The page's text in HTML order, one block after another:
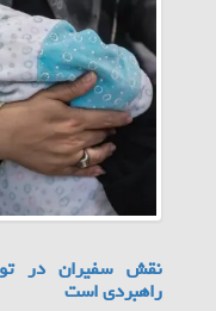
نقش سفیران در
راهبردی است